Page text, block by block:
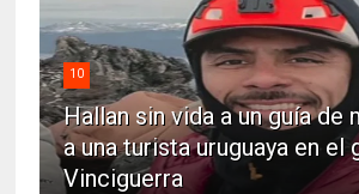
10
Hallan sin vida a un guía de
a una turista uruguaya en el
Vinciguerra